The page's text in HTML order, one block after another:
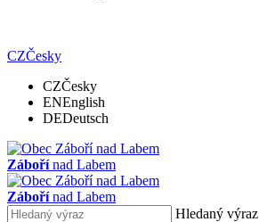
CZČesky
CZČesky
ENEnglish
DEDeutsch
Zábořínad Labem
Zábořínad Labem
Hledaný výraz